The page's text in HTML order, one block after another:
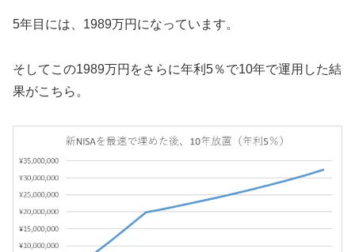
5年目には、1989万円になっています。
そしてこの1989万円をさらに年利5％で10年で運用した結
果がこちら。